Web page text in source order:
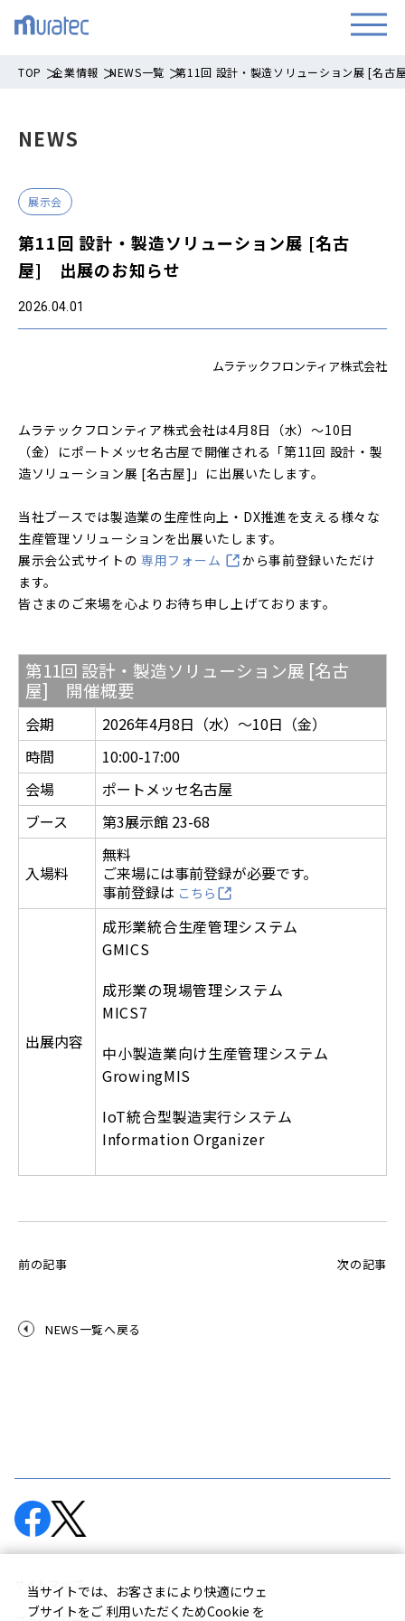
TOP 企業情報 NEWS一覧 第11回 設計・製造ソリューション展 [名
NEWS
展示会
第11回 設計・製造ソリューション展 [名古
屋] 出展のお知らせ
2026.04.01
ムラテックフロンティア株式会社
ムラテックフロンティア株式会社は4月8日（水）～10日
（金）にポートメッセ名古屋で開催される「第11回 設計・製
造ソリューション展 [名古屋]」に出展いたします。
当社ブースでは製造業の生産性向上・DX推進を支える様々な
生産管理ソリューションを出展いたします。
展示会公式サイトの 専用フォーム
から事前登録いただけ
ます。
皆さまのご来場を心よりお待ち申し上げております。
第11回 設計・製造ソリューション展 [名古
屋] 開催概要
会期
2026年4月8日（水）～10日（金）
時間
10:00-17:00
会場
ポートメッセ名古屋
ブース
第3展示館 23-68
入場料
無料
ご来場には事前登録が必要です。
事前登録は こちら
出展内容
成形業統合生産管理システム
GMICS
成形業の現場管理システム
MICS7
中小製造業向け生産管理システム
GrowingMIS
IoT統合型製造実行システム
Information Organizer
前の記事 次の記事
NEWS一覧へ戻る
サイトマップ
当サイトでは、お客さまにより快適にウェ
ブサイトをご 利用いただくためCookie を